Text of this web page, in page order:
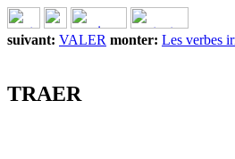
suivant: VALER monter: Les verbes
TRAER